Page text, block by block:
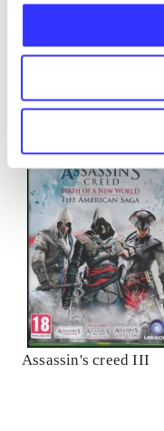
Assassin's creed III